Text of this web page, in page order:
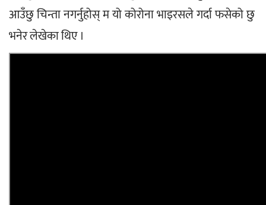
आउँछु चिन्ता नगर्नुहोस् म यो कोरोना भाइरसले गर्दा फसेको छु
भनेर लेखेका थिए ।